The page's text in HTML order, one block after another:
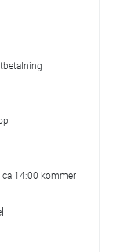
14:00 kommer